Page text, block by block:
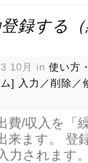
録する
10月 in 使い方
] 入力／削除／
費/収入を「
来ます。 登
力されます